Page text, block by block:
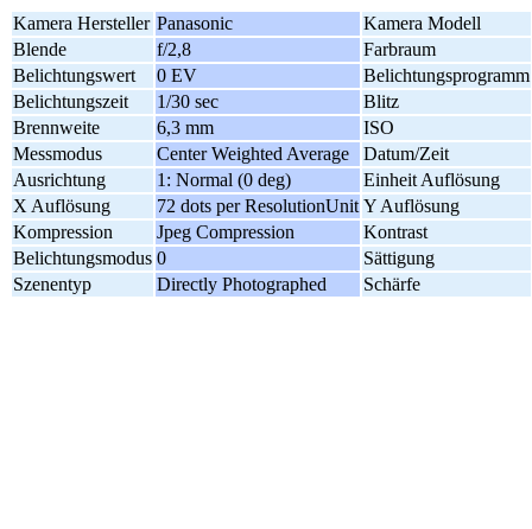
Kamera Hersteller Panasonic
Kamera Modell
Blende
f/2,8
Farbraum
Belichtungswert
0 EV
Belichtungsprogramm
Belichtungszeit
1/30 sec
Blitz
Brennweite
6,3 mm
ISO
Messmodus
Center Weighted Average
Datum/Zeit
Ausrichtung
1: Normal (0 deg)
Einheit Auflösung
X Auflösung
72 dots per ResolutionUnit Y Auflösung
Kompression
Jpeg Compression
Kontrast
Belichtungsmodus 0
Sättigung
Szenentyp
Directly Photographed Schärfe